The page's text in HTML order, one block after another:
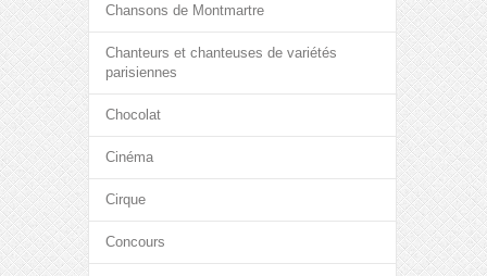
Chansons de Montmartre
Chanteurs et chanteuses de variétés
parisiennes
Chocolat
Cinéma
Cirque
Concours